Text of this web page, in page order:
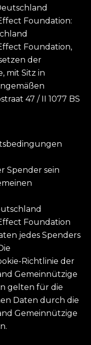
Foundation:
Foundation,
der
mit Sitz in
47 / II 1077 BS
Spender sein
Foundation
jedes Spenders
Richtlinie der
Gemeinnützige
gelten für die
Daten durch die
Gemeinnützige